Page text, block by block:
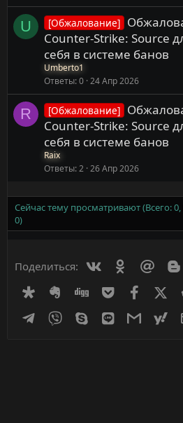
U [Обжалование]
Counter-Strike: Source
себя в системе банов
Umberto1
Ответы 0 24 Апр 2026
R [Обжалование]
Counter-Strike: Source
себя в системе банов
Raix
Ответы 2 26 Апр 2026
Сейчас тему просматривают (Всего:
0)
Поделиться: Вконтакте Mail.ru
DiasporaEvernoteDigg Getpocket X
Telegram
Viber Skype Line Gmail